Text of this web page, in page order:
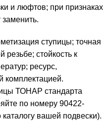
и люфтов; при признаках
ступицы; точная
резьбе; стойкость к
ресурс,
комплектацией.
ТОНАР стандарта
по номеру 90422-
вашей подвески).